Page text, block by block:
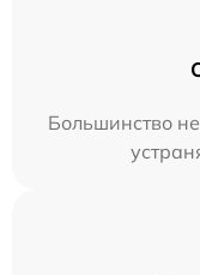
Большинство